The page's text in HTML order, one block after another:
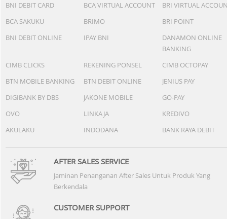
BNI DEBIT CARD
BCA VIRTUAL ACCOUNT
BRI VIRTUAL
BCA SAKUKU
BRIMO
BRI POINT
BNI DEBIT ONLINE
IPAY BNI
DANAMON ONLINE
BANKING
CIMB CLICKS
REKENING PONSEL
CIMB OCTOPAY
BTN MOBILE BANKING
BTN DEBIT ONLINE
JENIUS PAY
DIGIBANK BY DBS
JAKONE MOBILE
GO-PAY
OVO
LINKAJA
KREDIVO
AKULAKU
INDODANA BANK RAYA DEBIT
AFTER SALES SERVICE
Jaminan Penanganan After Sales Untuk Produk Yang
Berkendala
CUSTOMER SUPPORT